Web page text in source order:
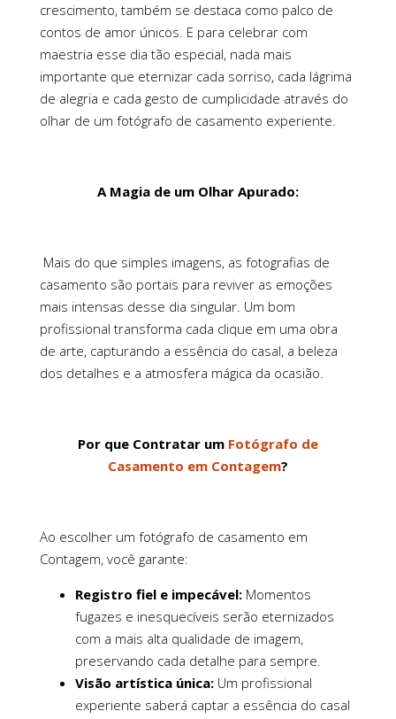
crescimento, também se destaca como palco de
contos de amor únicos. E para celebrar com
maestria esse dia tão especial, nada mais
importante que eternizar cada sorriso, cada lágrima
de alegria e cada gesto de cumplicidade através do
olhar de um fotógrafo de casamento experiente.
A Magia de um Olhar Apurado:
Mais do que simples imagens, as fotografias de
casamento são portais para reviver as emoções
mais intensas desse dia singular. Um bom
profissional transforma cada clique em uma obra
de arte, capturando a essência do casal, a beleza
dos detalhes e a atmosfera mágica da ocasião.
Por que Contratar um Fotógrafo de
Casamento em Contagem?
Ao escolher um fotógrafo de casamento em
Contagem, você garante:
Registro fiel e impecável: Momentos
fugazes e inesquecíveis serão eternizados
com a mais alta qualidade de imagem,
preservando cada detalhe para sempre.
Visão artística única: Um profissional
experiente saberá captar a essência do casal